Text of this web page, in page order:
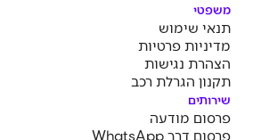
משפטי
תנאי שימוש
מדיניות פרטיות
הצהרת נגישות
תקנון הגרלת רכב
שירותים
פרסום מודעה
פרסום דרך WhatsApp